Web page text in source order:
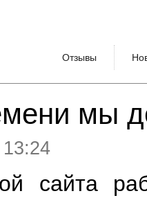
Отзывы
мы
сайта